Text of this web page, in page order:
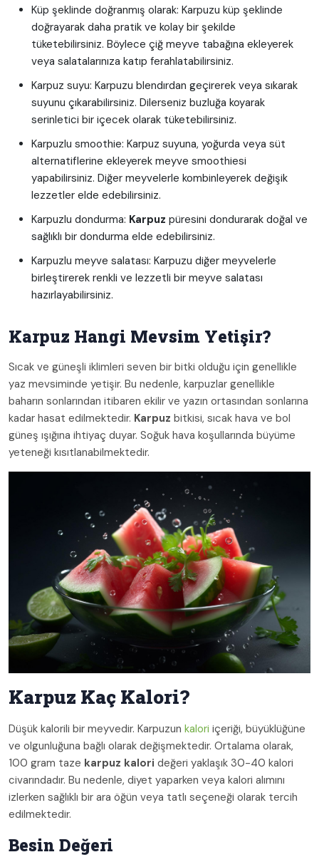
Küp şeklinde doğranmış olarak: Karpuzu küp şeklinde
doğrayarak daha pratik ve kolay bir şekilde
tüketebilirsiniz. Böylece çiğ meyve tabağına ekleyerek
veya salatalarınıza katıp ferahlatabilirsiniz.
Karpuz suyu: Karpuzu blendırdan geçirerek veya sıkarak
suyunu çıkarabilirsiniz. Dilerseniz buzluğa koyarak
serinletici bir içecek olarak tüketebilirsiniz.
Karpuzlu smoothie: Karpuz suyuna, yoğurda veya süt
alternatiflerine ekleyerek meyve smoothiesi
yapabilirsiniz. Diğer meyvelerle kombinleyerek değişik
lezzetler elde edebilirsiniz.
Karpuzlu dondurma: Karpuz püresini dondurarak doğal ve
sağlıklı bir dondurma elde edebilirsiniz.
Karpuzlu meyve salatası: Karpuzu diğer meyvelerle
birleştirerek renkli ve lezzetli bir meyve salatası
hazırlayabilirsiniz.
Karpuz Hangi Mevsim Yetişir?
Sıcak ve güneşli iklimleri seven bir bitki olduğu için genellikle
yaz mevsiminde yetişir. Bu nedenle, karpuzlar genellikle
baharın sonlarından itibaren ekilir ve yazın ortasından sonlarına
kadar hasat edilmektedir. Karpuz bitkisi, sıcak hava ve bol
güneş ışığına ihtiyaç duyar. Soğuk hava koşullarında büyüme
yeteneği kısıtlanabilmektedir.
Karpuz Kaç Kalori?
Düşük kalorili bir meyvedir. Karpuzun kalori içeriği, büyüklüğüne
ve olgunluğuna bağlı olarak değişmektedir. Ortalama olarak,
100 gram taze karpuz kalori değeri yaklaşık 30-40 kalori
civarındadır. Bu nedenle, diyet yaparken veya kalori alımını
izlerken sağlıklı bir ara öğün veya tatlı seçeneği olarak tercih
edilmektedir.
Besin Değeri